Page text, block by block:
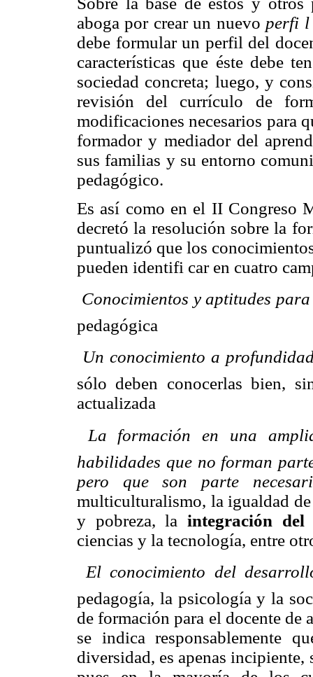
aboga por crear un nuevo perfi l
debe formular un perfil del
características que éste debe
sociedad concreta; luego, y
revisión del currículo de
modificaciones necesarios para
formador y mediador del
sus familias y su entorno
pedagógico.
Es así como en el II Congreso
decretó la resolución sobre la
puntualizó que los
pueden identifi car en cuatro
Conocimientos y aptitudes
pedagógica
Un conocimiento a
sólo deben conocerlas bien,
actualizada
La formación en una
habilidades que no forman
pero que son parte
multiculturalismo, la igualdad
y pobreza, la integración del
ciencias y la tecnología, entre
El conocimiento del
pedagogía, la psicología y la
de formación para el docente de
se indica responsablemente
diversidad, es apenas incipiente,